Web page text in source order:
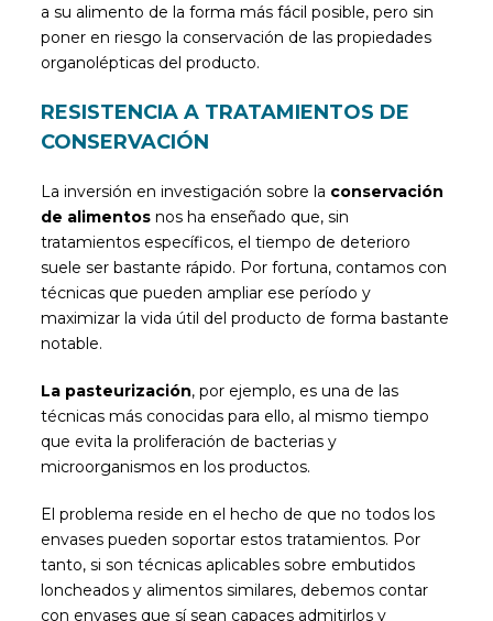
a su alimento de la forma más fácil posible, pero sin
poner en riesgo la conservación de las propiedades
organolépticas del producto.
RESISTENCIA A TRATAMIENTOS DE
CONSERVACIÓN
La inversión en investigación sobre la conservación
de alimentos nos ha enseñado que, sin
tratamientos específicos, el tiempo de deterioro
suele ser bastante rápido. Por fortuna, contamos con
técnicas que pueden ampliar ese período y
maximizar la vida útil del producto de forma bastante
notable.
La pasteurización, por ejemplo, es una de las
técnicas más conocidas para ello, al mismo tiempo
que evita la proliferación de bacterias y
microorganismos en los productos.
El problema reside en el hecho de que no todos los
envases pueden soportar estos tratamientos. Por
tanto, si son técnicas aplicables sobre embutidos
loncheados y alimentos similares, debemos contar
con envases que sí sean capaces admitirlos y